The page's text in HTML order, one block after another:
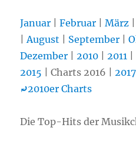
Januar |Februar |März
|August September |
Dezember |2010 |2011 |
2015 | Charts 2016 |2017
⤾2010er Charts
Die Top-Hits der